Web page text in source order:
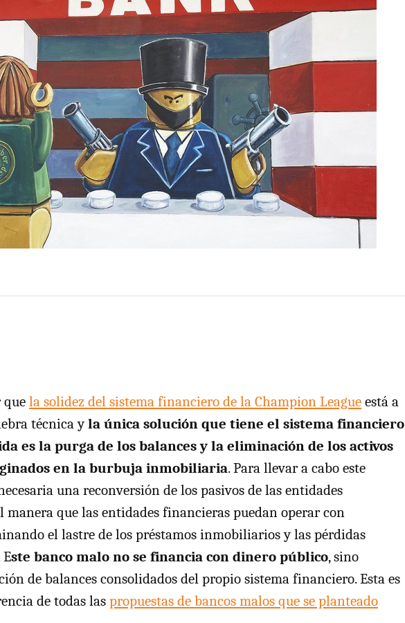
que la solidez del sistema financiero de la Champion League está a
técnica yla única solución que tiene el sistema financiero
es la purga de los balances y la eliminación de los activos
en la burbuja inmobiliaria. Para llevar a cabo este
una reconversión de los pasivos de las entidades
manera que las entidades financieras puedan operar con
el lastre de los préstamos inmobiliarios y las pérdidas
ste banco malo no se financia con dinero público, sino
de balances consolidados del propio sistema financiero. Esta es
de todas las propuestas de bancos malos que se planteado